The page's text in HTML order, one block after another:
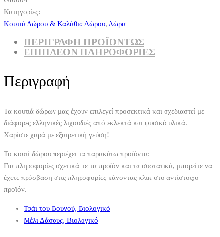
Κατηγορίες:
Κουτιά Δώρου & Καλάθια Δώρου, Δώρα
ΠΕΡΙΓΡΑΦΗ ΠΡΟΪΟΝΤΩΣ
ΕΠΙΠΛΈΟΝ ΠΛΗΡΟΦΟΡΊΕΣ
Περιγραφή
Τα κουτιά δώρων μας έχουν επιλεγεί προσεκτικά και σχεδιαστεί με
διάφορες ελληνικές λιχουδιές από εκλεκτά και φυσικά υλικά.
Χαρίστε χαρά με εξαιρετική γεύση!
Το κουτί δώρου περιέχει τα παρακάτω προϊόντα:
Για πληροφορίες σχετικά με τα προϊόν και τα συστατικά, μπορείτε να
έχετε πρόσβαση στις πληροφορίες κάνοντας κλικ στο αντίστοιχο
προϊόν.
Τσάι του Βουνού, Βιολογικό
Μέλι Δάσους, Βιολογικό